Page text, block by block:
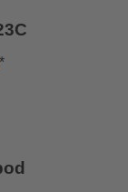
*